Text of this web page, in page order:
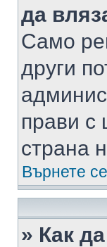
да
Само
други
прави с
страна
Върнете
» Как